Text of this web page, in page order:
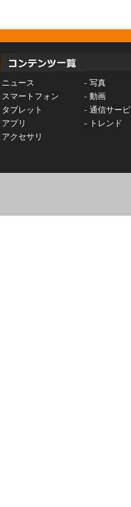
ニュース - 写真
スマートフォン - 動画
タブレット - 通信サー
アプリ -
トレンド
アクセサリ